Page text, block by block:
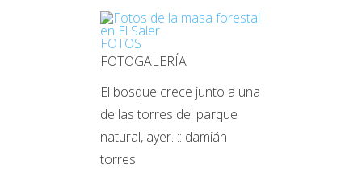
FOTOS
FOTOGALERÍA
El bosque crece junto a una
de las torres del parque
natural, ayer. :: damián
torres